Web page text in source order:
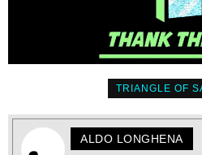
TRIANGLE OF
ALDO LONGHENA